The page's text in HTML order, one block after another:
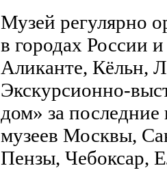
Музей регулярно
в городах России
Аликанте, Кёльн,
Экскурсионно-
дом» за
музеев Москвы,
Пензы, Чебоксар,